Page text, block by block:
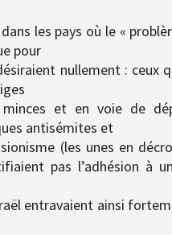
les pays où le «
pour
nullement : ceux
et en voie de
antisémites et
(les unes en
pas l’adhésion à
entravaient ainsi